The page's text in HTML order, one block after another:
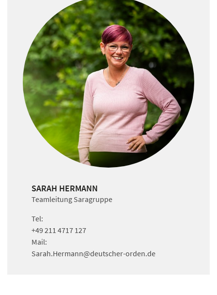
SARAH HERMANN
Teamleitung Saragruppe
Tel:
+49 211 4717 127
Mail:
Sarah.Hermann@deutscher-orden.de